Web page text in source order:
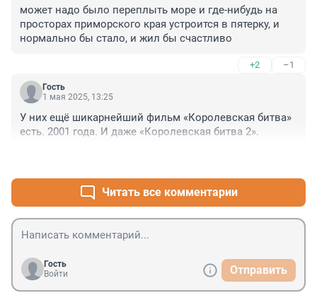
может надо было переплыть море и где-нибудь на
просторах приморского края устроится в пятерку, и
нормально бы стало, и жил бы счастливо
+2 –1
Гость
1 мая 2025, 13:25
У них ещё шикарнейший фильм «Королевская битва»
есть. 2001 года. И даже «Королевская битва 2».
Читать все комментарии
Гость
Войти
Отправить